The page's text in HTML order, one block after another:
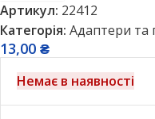
Артикул: 22412
Категорія: Адаптери та
13,00 ₴
Немає в наявності